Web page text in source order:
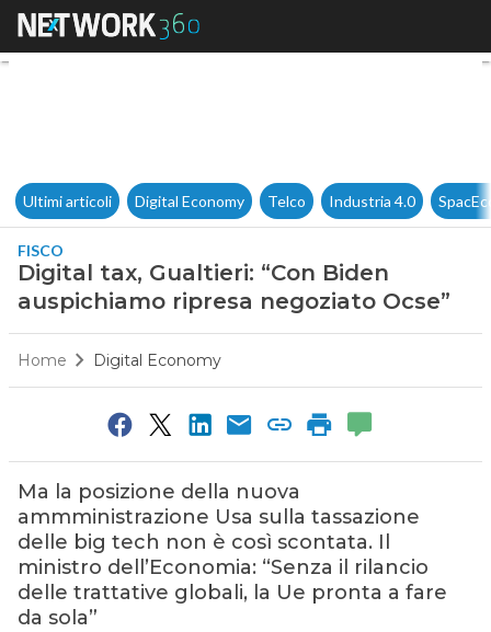
Digital tax, Gualtieri: “Con
Ultimi articoli Digital Economy Telco Industria 4.0
FISCO
Digital tax, Gualtieri: “Con Biden
auspichiamo ripresa negoziato Ocse”
Home Digital Economy
Ma la posizione della nuova
ammministrazione Usa sulla tassazione
delle big tech non è così scontata. Il
ministro dell’Economia: “Senza il rilancio
delle trattative globali, la Ue pronta a fare
da sola”